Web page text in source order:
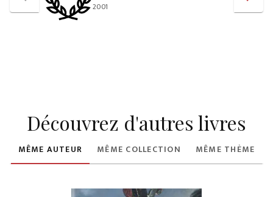
2001
Découvrez d'autres livres
MÊME AUTEUR MÊME COLLECTION MÊME THÈME